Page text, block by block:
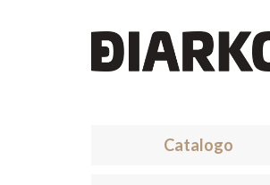
Catalogo